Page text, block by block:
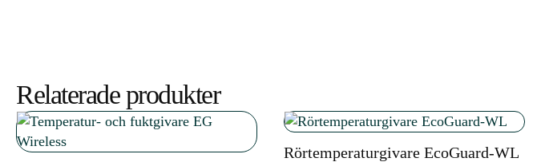
Relaterade produkter
Rörtemperaturgivare EcoGuard-WL